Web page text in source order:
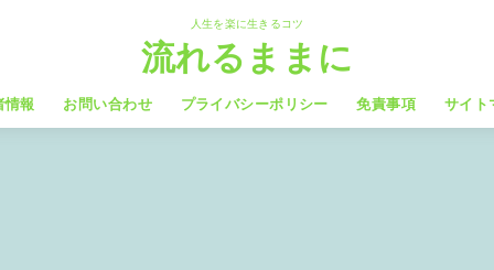
人生を楽に生きるコツ
流れるままに
情報 お問い合わせ プライバシーポリシー 免責事項 サイト